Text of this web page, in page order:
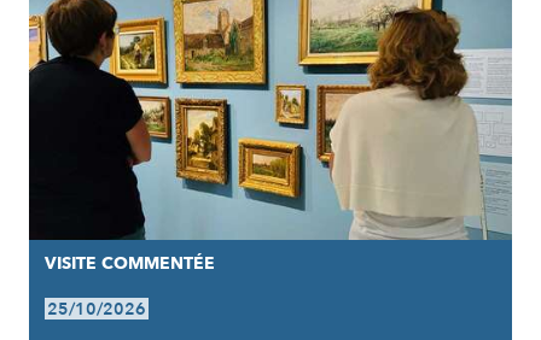
VISITE COMMENTÉE
25/10/2026